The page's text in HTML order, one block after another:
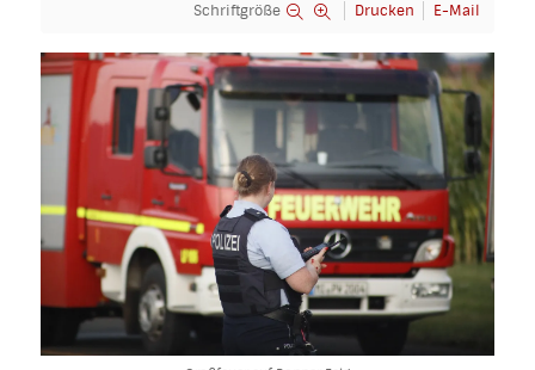
Schriftgröße Drucken E-Mail